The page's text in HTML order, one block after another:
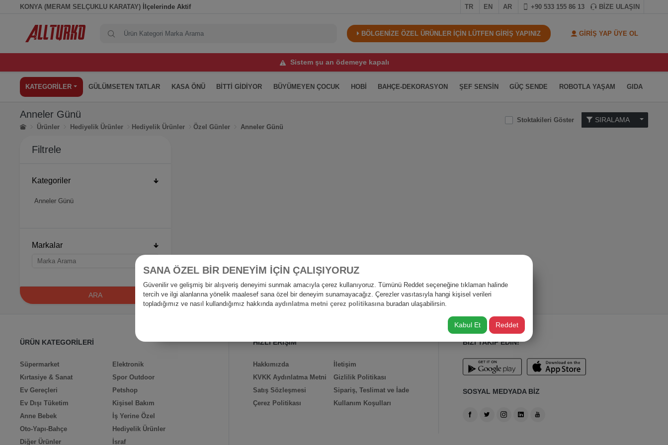
TR EN AR +90 533 155 86 13 BİZE ULAŞIN
KONYA (MERAM SELÇUKLU KARATAY) İlçelerinde Aktif
BÖLGENİZE ÖZEL ÜRÜNLER İÇİN LÜTFEN GİRİŞ YAPINIZ GİRİŞ YAP ÜYE OL
Sistem şu an ödemeye kapalı
KATEGORİLER GÜLÜMSETEN TATLAR KASA ÖNÜ BİTTİ GİDİYOR BÜYÜMEYEN ÇOCUK HOBİ BAHÇE-DEKORASYON ŞEF SENSİN GÜÇ SENDE ROBOTLA YAŞAM GIDA
Anneler Günü
Ürünler Hediyelik Ürünler Hediyelik Ürünler Özel Günler Anneler Günü
Stoktakileri Göster
Filtrele
Kategoriler
Anneler Günü
Markalar
ARA
ÜRÜN KATEGORİLERİ
Süpermarket
Elektronik
Kırtasiye & Sanat
Spor Outdoor
Ev Gereçleri
Petshop
Ev Dışı Tüketim
Kişisel Bakım
Anne Bebek
İş Yerine Özel
Oto-Yapı-Bahçe
Hediyelik Ürünler
Diğer Ürünler
İsraf
HIZLI ERİŞİM
Hakkımızda
KVKK Aydınlatma Metni
Satış Sözleşmesi
Çerez Politikası
İletişim
Gizlilik Politikası
Sipariş, Teslimat ve İade
Kullanım Koşulları
BİZİ TAKİP EDİN!
SOSYAL MEDYADA BİZ
SANA ÖZEL BİR DENEYİM İÇİN ÇALIŞIYORUZ
Güvenilir ve gelişmiş bir alışveriş deneyimi sunmak amacıyla çerez kullanıyoruz. Tümünü Reddet seçeneğine tıklaman halinde
tercih ve ilgi alanlarına yönelik maalesef sana özel bir deneyim sunamayacağız. Çerezler vasıtasıyla hangi kişisel verileri
topladığımız ve nasıl kullandığımız hakkında aydınlatma metni çerez politikasına buradan ulaşabilirsin.
Kabul Et Reddet